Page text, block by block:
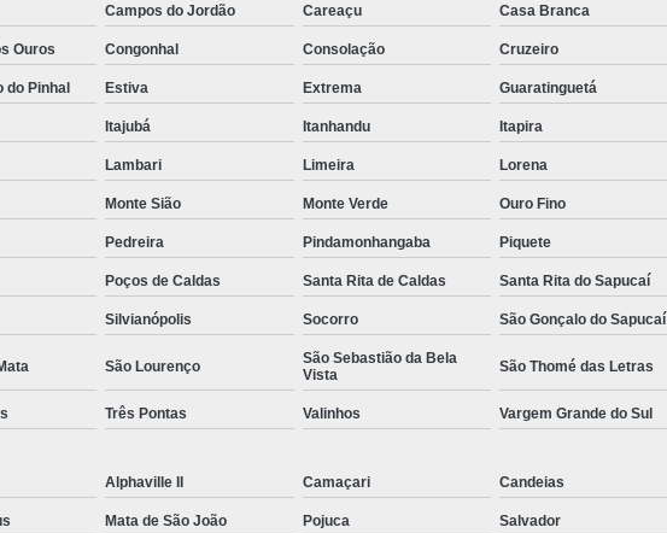
Empresa de Rastreador Veicular
Rastreador de Automóveis
Rastreador
Rastreador Veicular para Carros de
Rastreador Veicular Particular
Gps
Rastreador do Carro
Rastreador Gps para Carro
Rastreador para Carros com Escuta
Rastreamento de Carro
Rastreamento de Carros Belo Horizonte
Campos do Jordão Careaçu Casa Branca
Ouros Congonhal Consolação Cruzeiro
do Pinhal Estiva Extrema Guaratinguetá
Itajubá Itanhandu Itapira
Lambari Limeira Lorena
Monte Sião Monte Verde Ouro Fino
Pedreira Pindamonhangaba Piquete
Poços de Caldas Santa Rita de Caldas Santa Rita do Sapucaí
Silvianópolis Socorro São Gonçalo do Sapucaí
São Lourenço
São Sebastião da Bela
Vista
São Thomé das Letras
Três Pontas Valinhos Vargem Grande do Sul
Alphaville II Camaçari Candeias
Mata de São João Pojuca Salvador